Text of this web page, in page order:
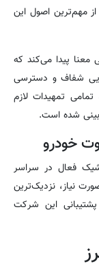
مهم‌ترین اصول این
معنا پیدا می‌کند که
شفاف و دسترسی
تمهیدات لازم
شده است.
خودرو
فعال در سراسر
نیاز، نزدیک‌ترین
این شرکت